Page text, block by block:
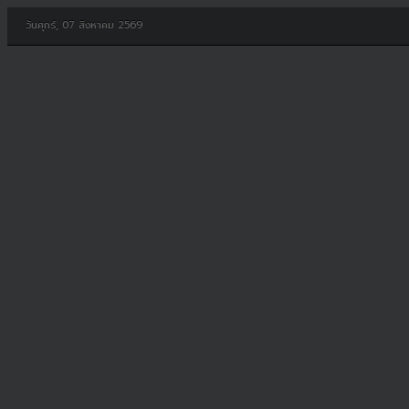
วันศุกร์, 07 สิงหาคม 2569